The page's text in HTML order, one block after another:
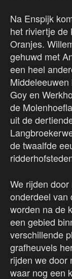
Na Enspijk
het riviertje de
Oranjes.
gehuwd met
een heel
Middeleeuwen
Goy en
de
uit de
de twaalfde
We rijden
onderdeel van
worden na de
een gebied
verschillende
grafheuvels
rijden we door
waar nog een